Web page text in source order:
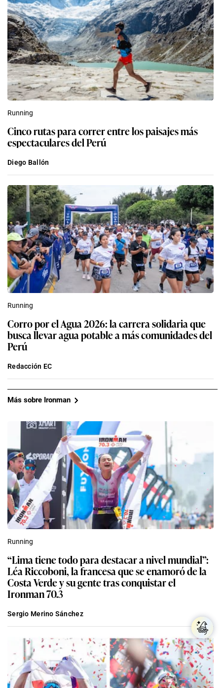
Running
Cinco rutas para correr entre los paisajes más
espectaculares del Perú
Diego Ballón
Running
Corro por el Agua 2026: la carrera solidaria que
busca llevar agua potable a más comunidades del
Perú
Redacción EC
Más sobre Ironman
Running
“Lima tiene todo para destacar a nivel mundial”:
Léa Riccoboni, la francesa que se enamoró de la
Costa Verde y su gente tras conquistar el
Ironman 70.3
Sergio Merino Sánchez